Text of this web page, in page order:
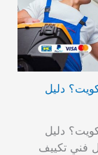
دليل
دليل
أفضل فني تكييف